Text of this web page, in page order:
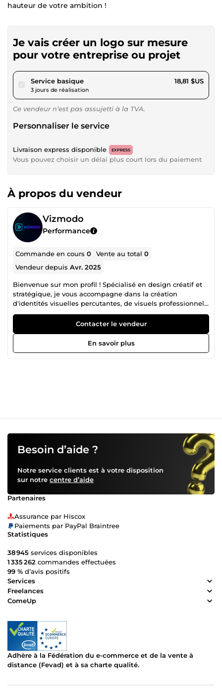
hauteur de votre ambition !
Je vais créer un logo sur mesure
pour votre entreprise ou projet
Service basiquepour 17,33 $US
3 jours de réalisation
18,81 $US
Ce vendeur n’est pas assujetti à la TVA.
Personnaliser le service
Livraison express disponible EXPRESS
Vous pouvez choisir un délai plus court lors du paiement
À propos du vendeur
Vizmodo
Performance
Commande en cours0 Vente au total0
Vendeur depuisAvr. 2025
Bienvenue sur mon profil ! Spécialisé en design créatif et
stratégique, je vous accompagne dans la création
d'identités visuelles percutantes, de visuels professionnels
et de designs sur mesure adaptés à vos besoins. ✅ Logos |
Identité visuelle Mon objectif ? Mettre en valeur votre
marque avec un design unique, moderne et efficace. 📩
Disponible et réactif, je suis à votre écoute pour donner vie
à vos idées !
Contacter le vendeur
En savoir plus
Besoin d’aide ?
Notre service clients est à votre disposition
sur notre centre d’aide
Partenaires
Assurance par Hiscox
Paiements par PayPal Braintree
Statistiques
38 945 services disponibles
1 335 262 commandes effectuées
99 % d’avis positifs
Services
Freelances
ComeUp
Adhère à la Fédération du e-commerce et de la vente à
distance (Fevad) et à sa charte qualité.